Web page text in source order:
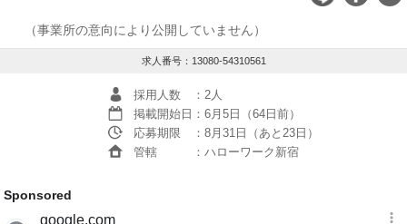
Q-JiN（事業所の意向により公開していません）
求人番号：13080-54310561
採用人数
：2人
掲載開始日 ：6月5日（64日前）
応募期限
：8月31日（あと23日）
管轄
：ハローワーク新宿